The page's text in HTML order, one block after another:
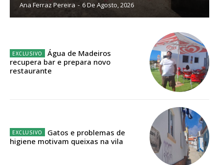
Planos de Assinatura
Faça-se assinante do Região de Cister e ajude-nos a manter este serviço
Sendo assinante terá acesso a todos os conteúdos exclusivos e versões
Ana Ferraz Pereira - 6 De Agosto, 2026
Água de Madeiros
recupera bar e prepara novo
restaurante
Gatos e problemas de
higiene motivam queixas na vila